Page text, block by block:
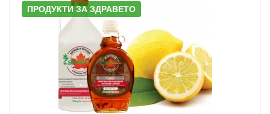
ПРОДУКТИ ЗА ЗДРАВЕТО